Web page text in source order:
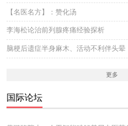
【名医名方】：赞化汤
李海松论治前列腺疼痛经验探析
更多
国际论坛